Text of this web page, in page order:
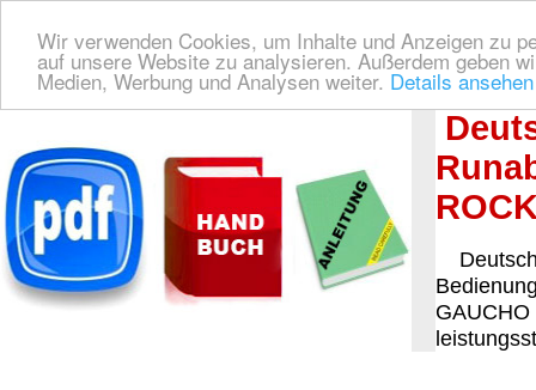
Wir verwenden Cookies, um Inhalte und Anzeigen zu
auf unsere Website zu analysieren. Außerdem geben
Medien, Werbung und Analysen weiter. Details ansehen
Deutsche Bedienungsanleitung Downloaden| Wir finden für Sie das deutsches